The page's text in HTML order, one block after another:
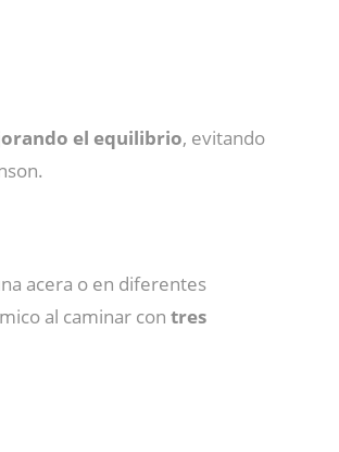
el equilibrio, evitando
acera o en diferentes
al caminar con tres